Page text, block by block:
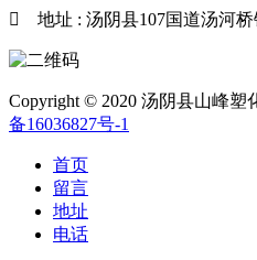
 地址 : 汤阴县107国道汤河桥
Copyright © 2020 汤阴县山峰
备16036827号-1
首页
留言
地址
电话